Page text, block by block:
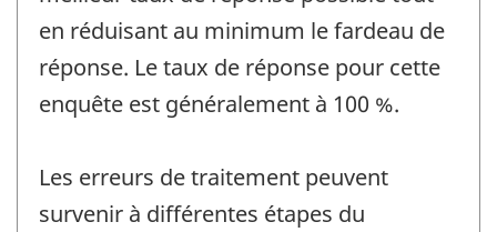
en réduisant au minimum le fardeau de
réponse. Le taux de réponse pour cette
enquête est généralement à 100 %.
Les erreurs de traitement peuvent
survenir à différentes étapes du